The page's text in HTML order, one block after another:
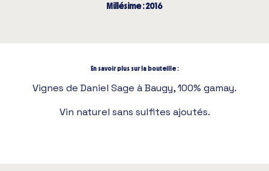
Millésime : 2016
En savoir plus sur la bouteille :
Vignes de Daniel Sage à Baugy, 100% gamay.
Vin naturel sans sulfites ajoutés.